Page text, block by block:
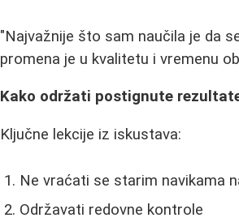
"Najvažnije što sam naučila je da
promena je u kvalitetu i vremenu
Kako održati postignute
Ključne lekcije iz iskustava:
Ne vraćati se starim navikama
Održavati redovne kontrole